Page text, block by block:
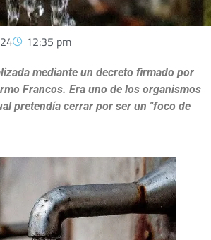
12:35 pm
mediante un decreto firmado por
Francos. Era uno de los organismos
pretendía cerrar por ser un "foco de